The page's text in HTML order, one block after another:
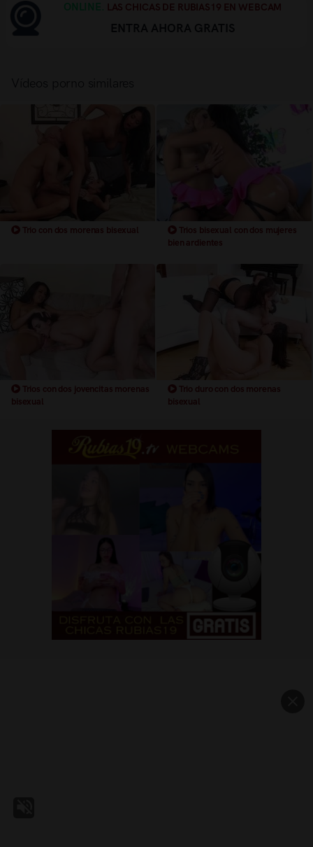
ONLINE. LAS CHICAS DE RUBIAS19 EN WEBCAM
Trio con dos morenas bisexual
Trios bisexual con dos mujeres
bien ardientes
Trios con dos jovencitas morenas
bisexual
Trio duro con dos morenas
bisexual